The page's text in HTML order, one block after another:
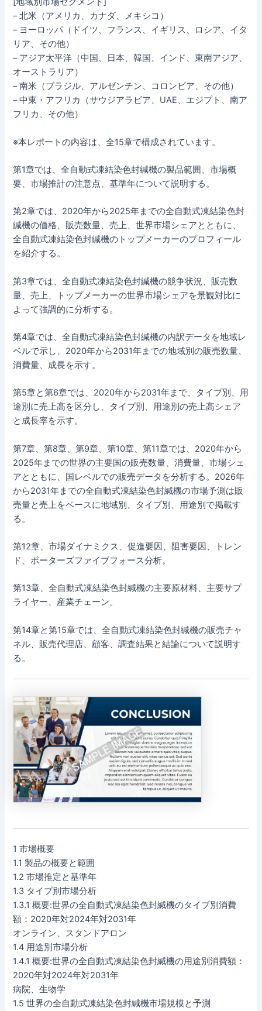
– 北米（アメリカ、カナダ、メキシコ）
– ヨーロッパ（ドイツ、フランス、イギリス、ロシア、イタ
リア、その他）
– アジア太平洋（中国、日本、韓国、インド、東南アジア、
オーストラリア）
– 南米（ブラジル、アルゼンチン、コロンビア、その他）
– 中東・アフリカ（サウジアラビア、UAE、エジプト、南ア
フリカ、その他）
※本レポートの内容は、全15章で構成されています。
第1章では、全自動式凍結染色封緘機の製品範囲、市場概
要、市場推計の注意点、基準年について説明する。
第2章では、2020年から2025年までの全自動式凍結染色封
緘機の価格、販売数量、売上、世界市場シェアとともに、
全自動式凍結染色封緘機のトップメーカーのプロフィール
を紹介する。
第3章では、全自動式凍結染色封緘機の競争状況、販売数
量、売上、トップメーカーの世界市場シェアを景観対比に
よって強調的に分析する。
第4章では、全自動式凍結染色封緘機の内訳データを地域レ
ベルで示し、2020年から2031年までの地域別の販売数量、
消費量、成長を示す。
第5章と第6章では、2020年から2031年まで、タイプ別、用
途別に売上高を区分し、タイプ別、用途別の売上高シェア
と成長率を示す。
第7章、第8章、第9章、第10章、第11章では、2020年から
2025年までの世界の主要国の販売数量、消費量、市場シェ
アとともに、国レベルでの販売データを分析する。2026年
から2031年までの全自動式凍結染色封緘機の市場予測は販
売量と売上をベースに地域別、タイプ別、用途別で掲載す
る。
第12章、市場ダイナミクス、促進要因、阻害要因、トレン
ド、ポーターズファイブフォース分析。
第13章、全自動式凍結染色封緘機の主要原材料、主要サプ
ライヤー、産業チェーン。
第14章と第15章では、全自動式凍結染色封緘機の販売チャ
ネル、販売代理店、顧客、調査結果と結論について説明す
る。
1 市場概要
1.1 製品の概要と範囲
1.2 市場推定と基準年
1.3 タイプ別市場分析
1.3.1 概要:世界の全自動式凍結染色封緘機のタイプ別消費
額：2020年対2024年対2031年
オンライン、スタンドアロン
1.4 用途別市場分析
1.4.1 概要:世界の全自動式凍結染色封緘機の用途別消費額：
2020年対2024年対2031年
病院、生物学
1.5 世界の全自動式凍結染色封緘機市場規模と予測